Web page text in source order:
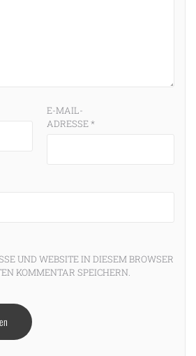
E-MAIL-
ADRESSE*
UND WEBSITE IN DIESEM BROWSER
KOMMENTAR SPEICHERN.